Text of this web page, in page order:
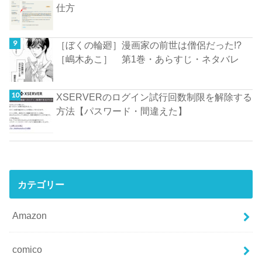
仕方
［ぼくの輪廻］漫画家の前世は僧侶だった!?
［嶋木あこ］ 第1巻・あらすじ・ネタバレ
XSERVERのログイン試行回数制限を解除する
方法【パスワード・間違えた】
カテゴリー
Amazon
comico